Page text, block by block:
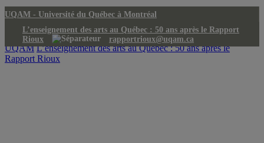
UQAM - Université du Québec à Montréal
L’enseignement des arts au Québec : 50 ans après le Rapport
Rioux
rapportrioux@uqam.ca
UQAM L’enseignement des arts au Québec : 50 ans après le
Rapport Rioux